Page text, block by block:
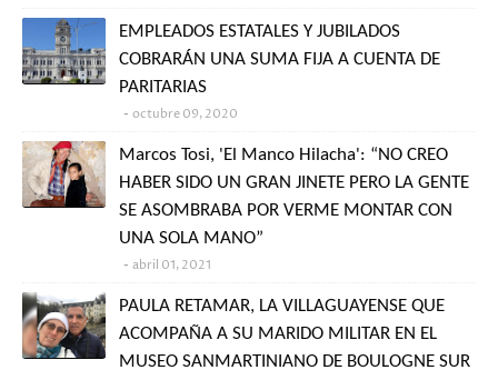
EMPLEADOS ESTATALES Y JUBILADOS
COBRARÁN UNA SUMA FIJA A CUENTA DE
PARITARIAS
octubre 09, 2020
Marcos Tosi, 'El Manco Hilacha': “NO CREO
HABER SIDO UN GRAN JINETE PERO LA GENTE
SE ASOMBRABA POR VERME MONTAR CON
UNA SOLA MANO”
abril 01, 2021
PAULA RETAMAR, LA VILLAGUAYENSE QUE
ACOMPAÑA A SU MARIDO MILITAR EN EL
MUSEO SANMARTINIANO DE BOULOGNE SUR